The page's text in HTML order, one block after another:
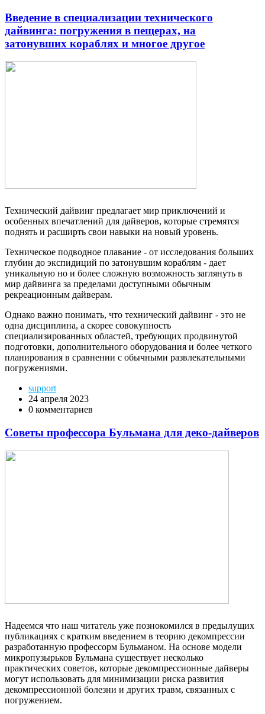
Введение в специализации технического
дайвинга: погружения в пещерах, на
затонувших кораблях и многое другое
Технический дайвинг предлагает мир приключений и
особенных впечатлений для дайверов, которые стремятся
поднять и расширть свои навыки на новый уровень.
Техническое подводное плавание - от исследования больших
глубин до экспидиций по затонувшим кораблям - дает
уникальную но и более сложную возможность заглянуть в
мир дайвинга за пределами доступными обычным
рекреационным дайверам.
Однако важно понимать, что технический дайвинг - это не
одна дисциплина, а скорее совокупность
специализированных областей, требующих продвинутой
подготовки, дополнительного оборудования и более четкого
планирования в сравнении с обычными развлекательными
погружениями.
support
24 апреля 2023
0 комментариев
Советы профессора Бульмана для деко-дайверов
Надеемся что наш читатель уже познокомился в предылущих
публикациях с кратким введением в теорию декомпрессии
разработанную профессорм Бульманом. На основе модели
микропузырьков Бульмана существует несколько
практических советов, которые декомпрессионные дайверы
могут использовать для минимизации риска развития
декомпрессионной болезни и других травм, связанных с
погружением.